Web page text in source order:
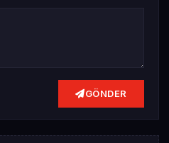
GÖNDER